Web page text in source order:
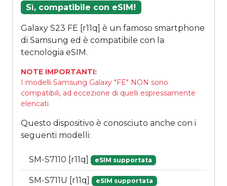
Sì, compatibile con eSIM!
Galaxy S23 FE [r11q] è un famoso smartphone
di Samsung ed è compatibile con la
tecnologia eSIM.
NOTE IMPORTANTI:
I modelli Samsung Galaxy "FE" NON sono
compatibili, ad eccezione di quelli espressamente
elencati.
Questo dispositivo è conosciuto anche con i
seguenti modelli:
SM-S7110 [r11q] eSIM supportata
SM-S711U [r11q] eSIM supportata